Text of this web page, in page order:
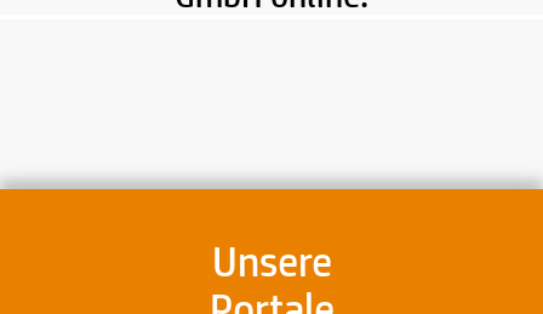
Unsere